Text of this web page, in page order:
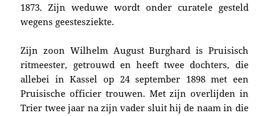
1873. Zijn weduwe wordt onder curatele gesteld
wegens geestesziekte.
Zijn zoon Wilhelm August Burghard is Pruisisch
ritmeester, getrouwd en heeft twee dochters, die
allebei in Kassel op 24 september 1898 met een
Pruisische officier trouwen. Met zijn overlijden in
Trier twee jaar na zijn vader sluit hij de naam in die